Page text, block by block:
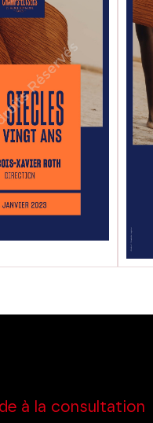
à la consultation